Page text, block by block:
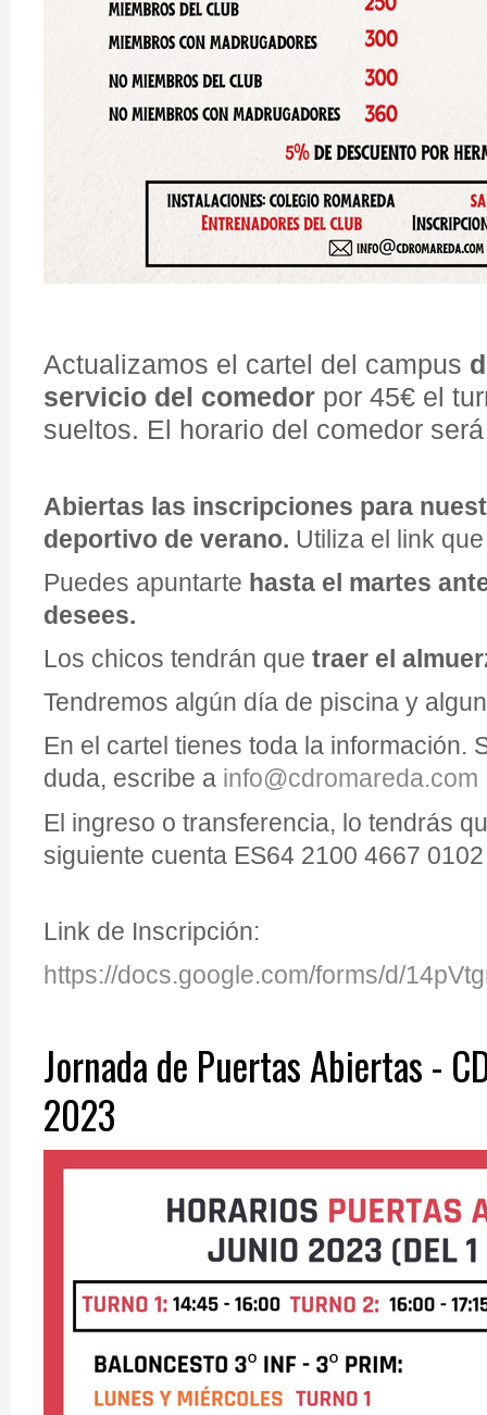
Actualizamos el cartel del campus
servicio del comedor por 45€ el
sueltos. El horario del comedor
Abiertas las inscripciones para
deportivo de verano. Utiliza el link
Puedes apuntarte hasta el martes
desees.
Los chicos tendrán que traer el
Tendremos algún día de piscina y
En el cartel tienes toda la información.
duda, escribe a info@cdromareda.com
El ingreso o transferencia, lo tendrás
siguiente cuenta ES64 2100 4667
Link de Inscripción:
https://docs.google.com/forms/d/
Jornada de Puertas Abiertas -
2023